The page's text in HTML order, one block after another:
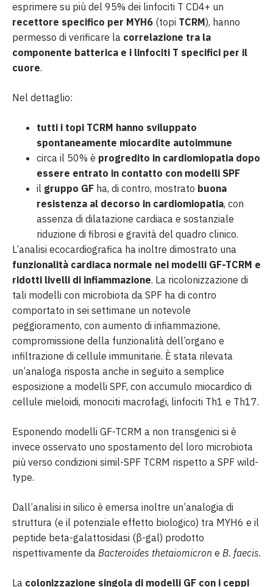
esprimere su più del 95% dei linfociti T CD4+ un
recettore specifico per MYH6 (topi TCRM), hanno
permesso di verificare la correlazione tra la
componente batterica e i linfociti T specifici per il
cuore.
Nel dettaglio:
tutti i topi TCRM hanno sviluppato
spontaneamente miocardite autoimmune
circa il 50% è progredito in cardiomiopatia dopo
essere entrato in contatto con modelli SPF
il gruppo GF ha, di contro, mostrato buona
resistenza al decorso in cardiomiopatia, con
assenza di dilatazione cardiaca e sostanziale
riduzione di fibrosi e gravità del quadro clinico.
L’analisi ecocardiografica ha inoltre dimostrato una
funzionalità cardiaca normale nei modelli GF-TCRM e
ridotti livelli di infiammazione. La ricolonizzazione di
tali modelli con microbiota da SPF ha di contro
comportato in sei settimane un notevole
peggioramento, con aumento di infiammazione,
compromissione della funzionalità dell’organo e
infiltrazione di cellule immunitarie. È stata rilevata
un’analoga risposta anche in seguito a semplice
esposizione a modelli SPF, con accumulo miocardico di
cellule mieloidi, monociti macrofagi, linfociti Th1 e Th17.
Esponendo modelli GF-TCRM a non transgenici si è
invece osservato uno spostamento del loro microbiota
più verso condizioni simil-SPF TCRM rispetto a SPF wild-
type.
Dall’analisi in silico è emersa inoltre un’analogia di
struttura (e il potenziale effetto biologico) tra MYH6 e il
peptide beta-galattosidasi (β-gal) prodotto
rispettivamente da Bacteroides thetaiomicron e B. faecis.
La colonizzazione singola di modelli GF con i ceppi